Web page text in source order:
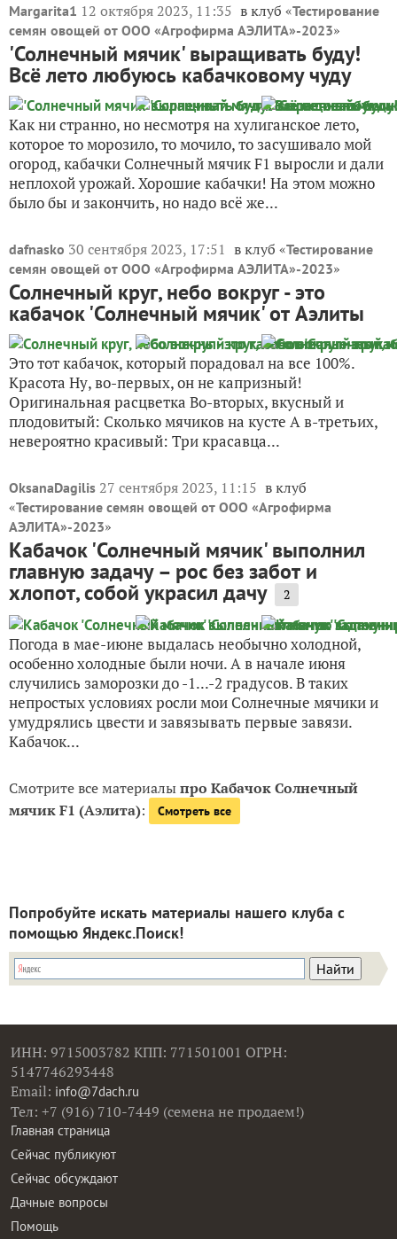
Margarita1 12 октября 2023, 11:35 в клуб «Тестирование
семян овощей от ООО «Агрофирма АЭЛИТА»-2023»
'Солнечный мячик' выращивать буду!
Всё лето любуюсь кабачковому чуду
Как ни странно, но несмотря на хулиганское лето,
которое то морозило, то мочило, то засушивало мой
огород, кабачки Солнечный мячик F1 выросли и дали
неплохой урожай. Хорошие кабачки! На этом можно
было бы и закончить, но надо всё же...
dafnasko 30 сентября 2023, 17:51 в клуб «Тестирование
семян овощей от ООО «Агрофирма АЭЛИТА»-2023»
Солнечный круг, небо вокруг - это
кабачок 'Солнечный мячик' от Аэлиты
Это тот кабачок, который порадовал на все 100%.
Красота Ну, во-первых, он не капризный!
Оригинальная расцветка Во-вторых, вкусный и
плодовитый: Сколько мячиков на кусте А в-третьих,
невероятно красивый: Три красавца...
OksanaDagilis 27 сентября 2023, 11:15 в клуб
«Тестирование семян овощей от ООО «Агрофирма
АЭЛИТА»-2023»
Кабачок 'Солнечный мячик' выполнил
главную задачу – рос без забот и
хлопот, собой украсил дачу 2
Погода в мае-июне выдалась необычно холодной,
особенно холодные были ночи. А в начале июня
случились заморозки до -1...-2 градусов. В таких
непростых условиях росли мои Солнечные мячики и
умудрялись цвести и завязывать первые завязи.
Кабачок...
Смотрите все материалыпро Кабачок Солнечный
мячик F1 (Аэлита): Смотреть все
Попробуйте искать материалы нашего клуба с
помощью Яндекс.Поиск!
ИНН: 9715003782 КПП: 771501001 ОГРН:
5147746293448
Email: info@7dach.ru
Тел: +7 (916) 710-7449 (семена не продаем!)
Главная страница
Сейчас публикуют
Сейчас обсуждают
Дачные вопросы
Помощь